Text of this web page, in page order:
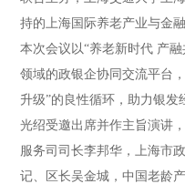
持的上海国际养老产业与金
本次会议以“养老新时代 产
领域的政银企协同交流平台
升级”的良性循环，助力银
光绍受邀出席并作主旨演讲
服务司司长李邦华，上海市
记、区长吴金城，中国老龄